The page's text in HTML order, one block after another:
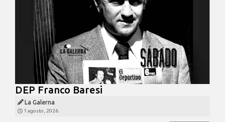
DEP Franco Baresi
La Galerna
1 agosto, 2026